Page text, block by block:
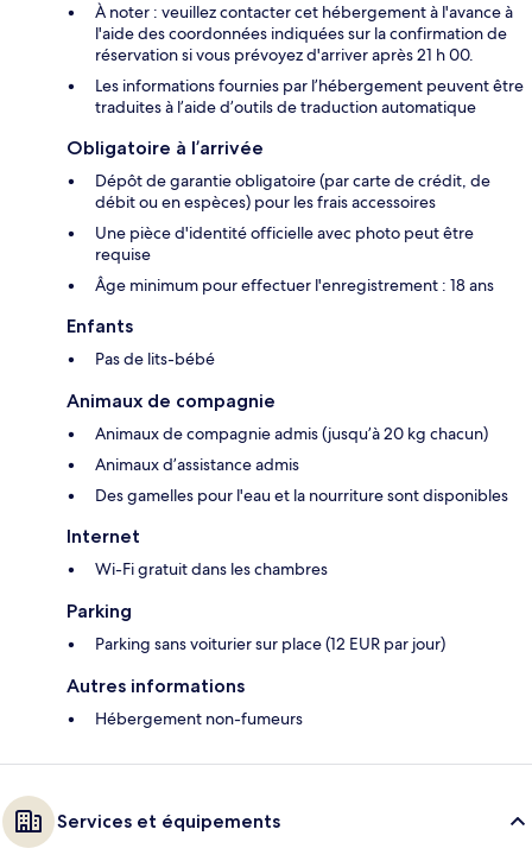
À noter : veuillez contacter cet hébergement à l'avance à
l'aide des coordonnées indiquées sur la confirmation de
réservation si vous prévoyez d'arriver après 21 h 00.
Les informations fournies par l’hébergement peuvent être
traduites à l’aide d’outils de traduction automatique
Obligatoire à l’arrivée
Dépôt de garantie obligatoire (par carte de crédit, de
débit ou en espèces) pour les frais accessoires
Une pièce d'identité officielle avec photo peut être
requise
Âge minimum pour effectuer l'enregistrement : 18 ans
Enfants
Pas de lits-bébé
Animaux de compagnie
Animaux de compagnie admis (jusqu’à 20 kg chacun)
Animaux d’assistance admis
Des gamelles pour l'eau et la nourriture sont disponibles
Internet
Wi-Fi gratuit dans les chambres
Parking
Parking sans voiturier sur place (12 EUR par jour)
Autres informations
Hébergement non-fumeurs
Services et équipements